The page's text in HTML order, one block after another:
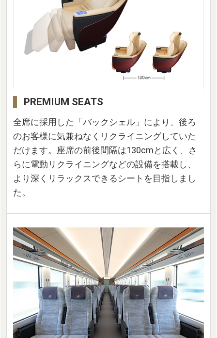
PREMIUM SEATS
全席に採用した「バックシェル」により、後ろ
のお客様に気兼ねなくリクライニングしていた
だけます。座席の前後間隔は130cmと広く、さ
らに電動リクライニングなどの設備を搭載し、
より深くリラックスできるシートを目指しまし
た。